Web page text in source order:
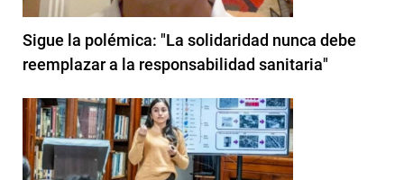
Sigue la polémica: "La solidaridad nunca debe
reemplazar a la responsabilidad sanitaria"